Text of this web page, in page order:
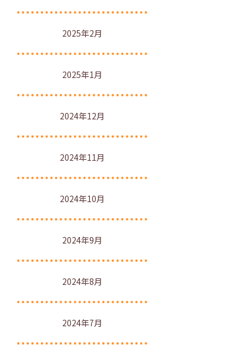
2025年2月
2025年1月
2024年12月
2024年11月
2024年10月
2024年9月
2024年8月
2024年7月